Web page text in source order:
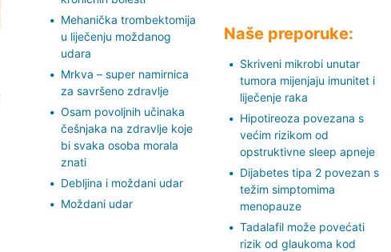
Mehanička trombektomija
u liječenju moždanog
udara
Mrkva – super namirnica
za savršeno zdravlje
Osam povoljnih učinaka
češnjaka na zdravlje koje
bi svaka osoba morala
znati
Debljina i moždani udar
Moždani udar
Naše preporuke:
Skriveni mikrobi unutar
tumora mijenjaju imunitet i
liječenje raka
Hipotireoza povezana s
većim rizikom od
opstruktivne sleep apneje
Dijabetes tipa 2 povezan s
težim simptomima
menopauze
Tadalafil može povećati
rizik od glaukoma kod